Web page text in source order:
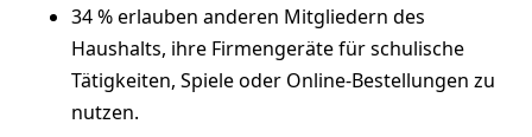
34 % erlauben anderen Mitgliedern des
Haushalts, ihre Firmengeräte für schulische
Tätigkeiten, Spiele oder Online-Bestellungen zu
nutzen.